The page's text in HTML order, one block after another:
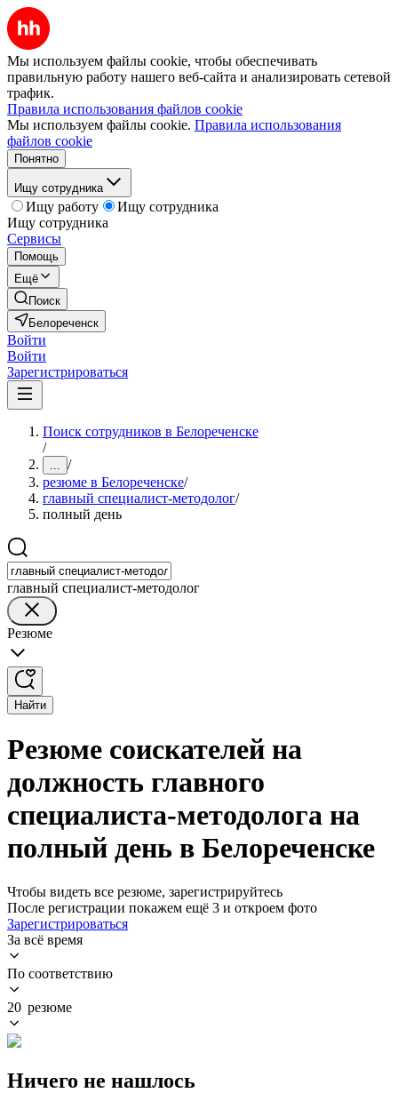
Мы используем файлы cookie, чтобы обеспечивать
правильную работу нашего веб-сайта и анализировать сетевой
трафик.
Правила использования файлов cookie
Мы используем файлы cookie. Правила использования
файлов cookie
Понятно
Ищу сотрудника
Ищу работу
Ищу сотрудника
Ищу сотрудника
Сервисы
Помощь
Ещё
Поиск
Белореченск
Войти
Войти
Зарегистрироваться
Поиск сотрудников в Белореченске
/
... /
резюме в Белореченске/
главный специалист-методолог/
полный день
главный специалист-методолог
Резюме
Найти
Резюме соискателей на
должность главного
специалиста-методолога на
полный день в Белореченске
Чтобы видеть все резюме, зарегистрируйтесь
После регистрации покажем ещё 3 и откроем фото
Зарегистрироваться
За всё время
По соответствию
20 резюме
Ничего не нашлось